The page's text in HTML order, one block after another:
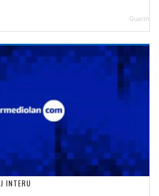
Guarin
INTERU